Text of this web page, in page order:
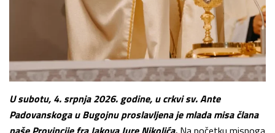
U subotu, 4. srpnja 2026. godine, u crkvi sv. Ante
Padovanskoga u Bugojnu proslavljena je mlada misa člana